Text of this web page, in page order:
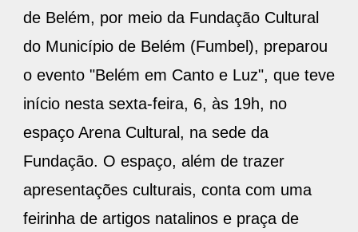
de Belém, por meio da Fundação Cultural
do Município de Belém (Fumbel), preparou
o evento "Belém em Canto e Luz", que teve
início nesta sexta-feira, 6, às 19h, no
espaço Arena Cultural, na sede da
Fundação. O espaço, além de trazer
apresentações culturais, conta com uma
feirinha de artigos natalinos e praça de